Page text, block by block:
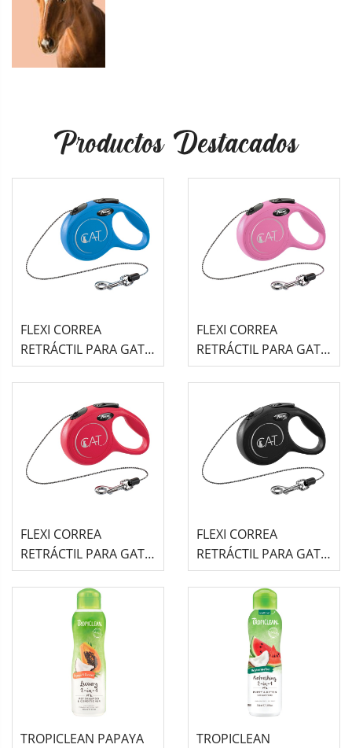
Productos Destacados
FLEXI CORREA
RETRÁCTIL PARA GATO
CLASSIC CORDÓN
AZUL 3M
FLEXI CORREA
RETRÁCTIL PARA GATO
CLASSIC CORDÓN
ROSA 3M
FLEXI CORREA
RETRÁCTIL PARA GATO
CLASSIC CORDÓN
ROJO 3M
FLEXI CORREA
RETRÁCTIL PARA GATO
CLASSIC CORDÓN
NEGRO 3M
TROPICLEAN PAPAYA
TROPICLEAN